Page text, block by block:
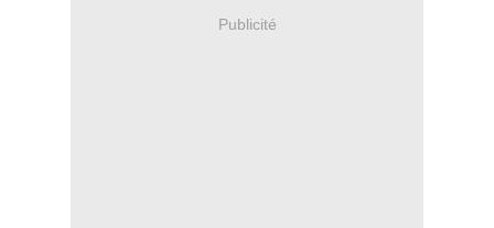
Publicité